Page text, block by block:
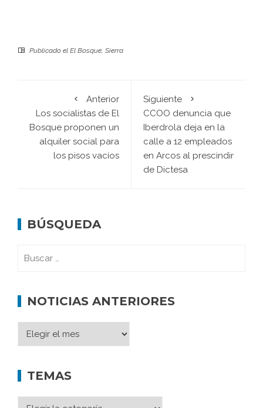
Publicado el El Bosque Sierra
Anterior
Los socialistas de El
Bosque proponen un
alquiler social para
los pisos vacíos
Siguiente
CCOO denuncia que
Iberdrola deja en la
calle a 12 empleados
en Arcos al prescindir
de Dictesa
BÚSQUEDA
NOTICIAS ANTERIORES
TEMAS